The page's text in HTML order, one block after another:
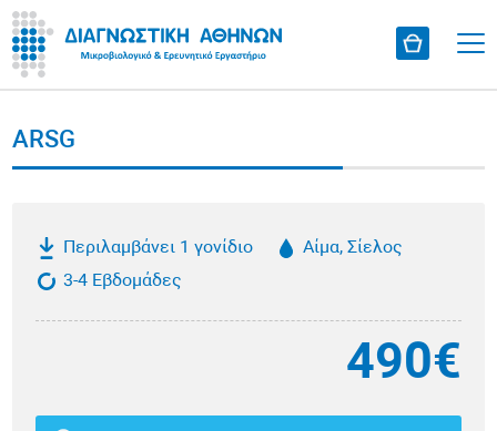
ARSG
Περιλαμβάνει 1 γονίδιο
Αίμα, Σίελος
3-4 Εβδομάδες
490€